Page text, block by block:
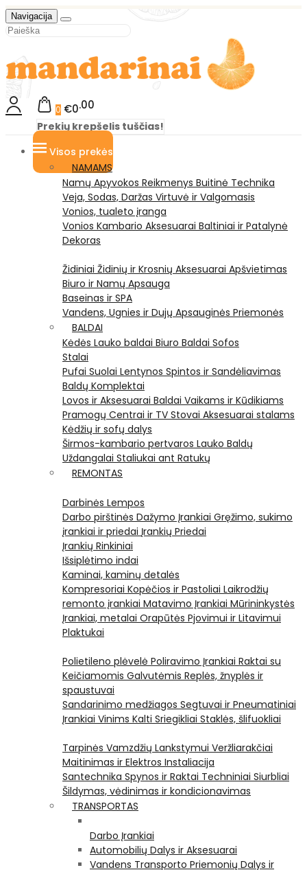
Navigacija
0 €0 00
Prekių krepšelis tuščias!
Visos prekės
NAMAMS
Namų Apyvokos Reikmenys Buitinė Technika
Veja, Sodas, Daržas Virtuvė ir Valgomasis
Vonios, tualeto įranga
Vonios Kambario Aksesuarai Baltiniai ir Patalynė
Dekoras
Židiniai Židinių ir Krosnių Aksesuarai Apšvietimas
Biuro ir Namų Apsauga
Baseinas ir SPA
Vandens, Ugnies ir Dujų Apsauginės Priemonės
BALDAI
Kėdės Lauko baldai Biuro Baldai Sofos
Stalai
Pufai Suolai Lentynos Spintos ir Sandėliavimas
Baldų Komplektai
Lovos ir Aksesuarai Baldai Vaikams ir Kūdikiams
Pramogų Centrai ir TV Stovai Aksesuarai stalams
Kėdžių ir sofų dalys
Širmos-kambario pertvaros Lauko Baldų
Uždangalai Staliukai ant Ratukų
REMONTAS
Darbinės Lempos
Darbo pirštinės Dažymo Įrankiai Gręžimo, sukimo
įrankiai ir priedai Įrankių Priedai
Įrankių Rinkiniai
Išsiplėtimo indai
Kaminai, kaminų detalės
Kompresoriai Kopėčios ir Pastoliai Laikrodžių
remonto įrankiai Matavimo Įrankiai Mūrininkystės
Įrankiai, metalai Orapūtės Pjovimui ir Litavimui
Plaktukai
Polietileno plėvelė Poliravimo Įrankiai Raktai su
Keičiamomis Galvutėmis Replės, žnyplės ir
spaustuvai
Sandarinimo medžiagos Segtuvai ir Pneumatiniai
Įrankiai Vinims Kalti Sriegikliai Staklės, šlifuokliai
Tarpinės Vamzdžių Lankstymui Veržliarakčiai
Maitinimas ir Elektros Instaliacija
Santechnika Spynos ir Raktai Techniniai Siurbliai
Šildymas, vėdinimas ir kondicionavimas
TRANSPORTAS
Darbo Įrankiai
Automobilių Dalys ir Aksesuarai
Vandens Transporto Priemonių Dalys ir